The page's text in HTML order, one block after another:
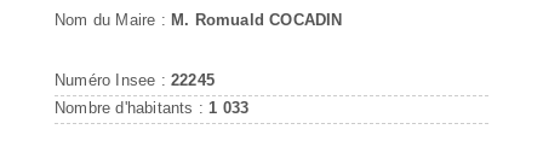
Nom du Maire : M. Romuald COCADIN
Numéro Insee : 22245
Nombre d'habitants : 1 033